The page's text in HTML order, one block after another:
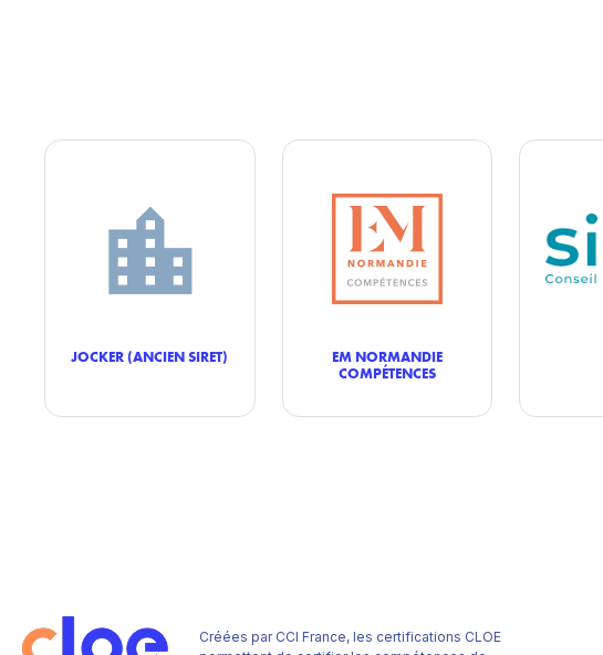
JOCKER (ANCIEN SIRET)
EM NORMANDIE
COMPÉTENCES
Créées par CCI France, les certifications CLOE